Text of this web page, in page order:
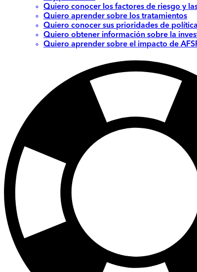
Quiero conocer los factores de riesgo y
Quiero aprender sobre los tratamientos
Quiero conocer sus prioridades de política
Quiero obtener información sobre la
Quiero aprender sobre el impacto de